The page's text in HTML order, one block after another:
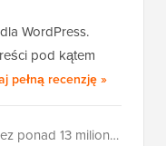
WordPress.
pod kątem
pełną recenzjęYoast
»
Używane przez ponad 13 milionów użytkowników